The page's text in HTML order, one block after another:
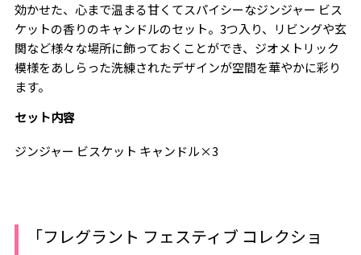
効かせた、心まで温まる甘くてスパイシーなジンジャー ビス
ケットの香りのキャンドルのセット。3つ入り、リビングや玄
関など様々な場所に飾っておくことができ、ジオメトリック
模様をあしらった洗練されたデザインが空間を華やかに彩り
ます。
セット内容
ジンジャー ビスケット キャンドル×3
「フレグラント フェスティブ コレクショ